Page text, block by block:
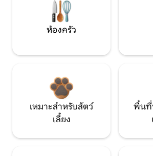
ห้องครัว
เหมาะสำหรับสัตว์
เลี้ยง
พื้นที่